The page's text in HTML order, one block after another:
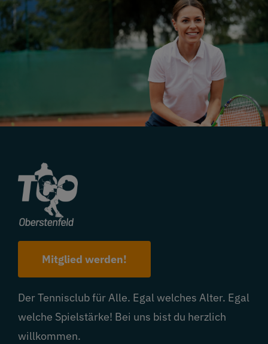
Mitglied werden!
Der Tennisclub für Alle. Egal welches Alter. Egal
welche Spielstärke! Bei uns bist du herzlich
willkommen.